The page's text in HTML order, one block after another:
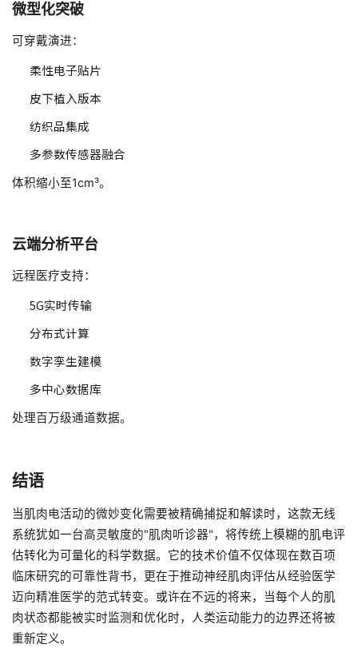
微型化突破
可穿戴演进：
柔性电子贴片
皮下植入版本
纺织品集成
多参数传感器融合
体积缩小至1cm³。
云端分析平台
远程医疗支持：
5G实时传输
分布式计算
数字孪生建模
多中心数据库
处理百万级通道数据。
结语
当肌肉电活动的微妙变化需要被精确捕捉和解读时，这款无线
系统犹如一台高灵敏度的"肌肉听诊器"，将传统上模糊的肌电评
估转化为可量化的科学数据。它的技术价值不仅体现在数百项
临床研究的可靠性背书，更在于推动神经肌肉评估从经验医学
迈向精准医学的范式转变。或许在不远的将来，当每个人的肌
肉状态都能被实时监测和优化时，人类运动能力的边界还将被
重新定义。